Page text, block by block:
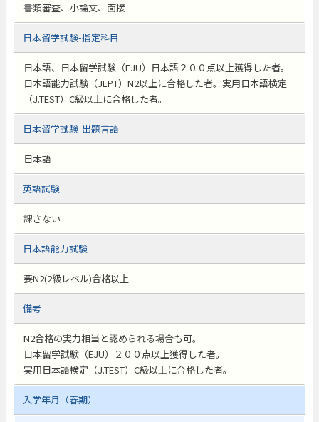
書類審査、小論文、面接
日本留学試験-指定科目
日本語、日本留学試験（EJU）日本語２００点以上獲得した者。
日本語能力試験（JLPT）N2以上に合格した者。実用日本語検定
（J.TEST）C級以上に合格した者。
日本留学試験-出題言語
日本語
英語試験
課さない
日本語能力試験
要N2(2級レベル)合格以上
備考
N2合格の実力相当と認められる場合も可。
日本留学試験（EJU）２００点以上獲得した者。
実用日本語検定（J.TEST）C級以上に合格した者。
入学年月（春期）